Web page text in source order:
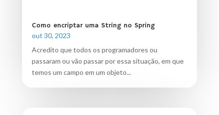
Como encriptar uma String no Spring
out 30, 2023
Acredito que todos os programadores ou
passaram ou vão passar por essa situação, em que
temos um campo em um objeto...